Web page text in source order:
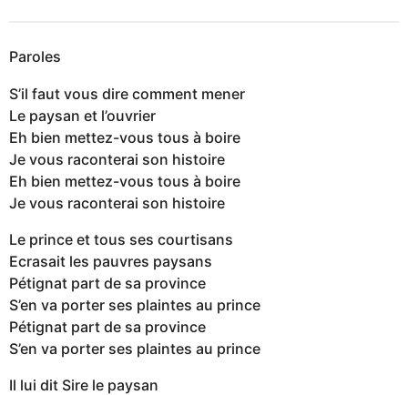
Paroles
S’il faut vous dire comment mener
Le paysan et l’ouvrier
Eh bien mettez-vous tous à boire
Je vous raconterai son histoire
Eh bien mettez-vous tous à boire
Je vous raconterai son histoire
Le prince et tous ses courtisans
Ecrasait les pauvres paysans
Pétignat part de sa province
S’en va porter ses plaintes au prince
Pétignat part de sa province
S’en va porter ses plaintes au prince
Il lui dit Sire le paysan